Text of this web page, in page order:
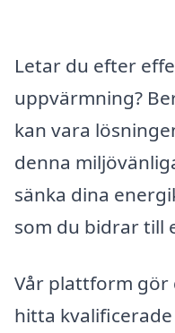
Letar du efter
uppvärmning?
kan vara
denna
sänka dina
som du bidrar till
Vår plattform
hitta